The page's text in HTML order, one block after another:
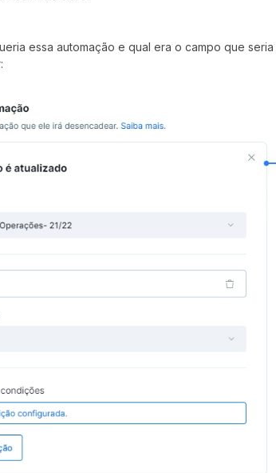
essa automação e qual era o campo que seria